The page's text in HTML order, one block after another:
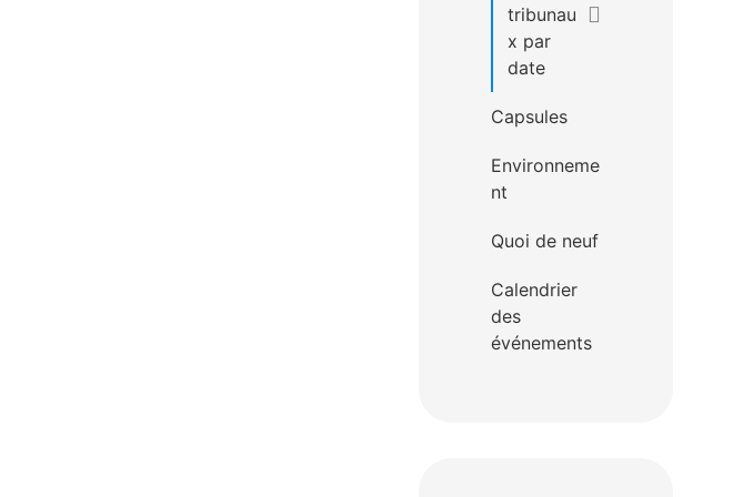
tribunau
x par
date
Capsules
Environneme
nt
Quoi de neuf
Calendrier
des
événements